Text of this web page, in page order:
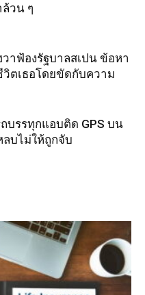
วน ๆ
าฟ้องรัฐบาลสเปน ข้อหา
วิตเธอโดยขัดกับความ
บรรทุกแอบติด GPS บน
ลบไม่ให้ถูกจับ